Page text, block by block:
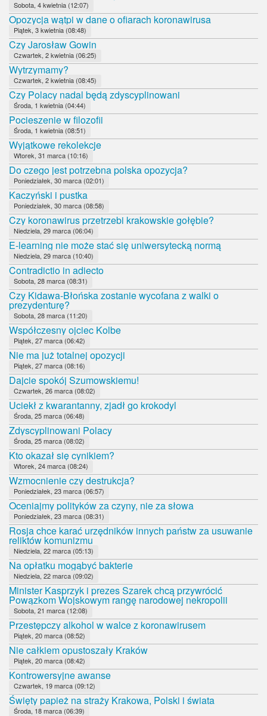
Sobota, 4 kwietnia (12:07)
Opozycja wątpi w dane o ofiarach koronawirusa
Piątek, 3 kwietnia (08:48)
Czy Jarosław Gowin
Czwartek, 2 kwietnia (06:25)
Wytrzymamy?
Czwartek, 2 kwietnia (08:45)
Czy Polacy nadal będą zdyscyplinowani
Środa, 1 kwietnia (04:44)
Pocieszenie w filozofii
Środa, 1 kwietnia (08:51)
Wyjątkowe rekolekcje
Wtorek, 31 marca (10:16)
Do czego jest potrzebna polska opozycja?
Poniedziałek, 30 marca (02:01)
Kaczyński i pustka
Poniedziałek, 30 marca (08:58)
Czy koronawirus przetrzebi krakowskie gołębie?
Niedziela, 29 marca (06:04)
E-learning nie może stać się uniwersytecką normą
Niedziela, 29 marca (10:40)
Contradictio in adiecto
Sobota, 28 marca (08:31)
Czy Kidawa-Błońska zostanie wycofana z walki o
prezydenturę?
Sobota, 28 marca (11:20)
Współczesny ojciec Kolbe
Piątek, 27 marca (06:42)
Nie ma już totalnej opozycji
Piątek, 27 marca (08:16)
Dajcie spokój Szumowskiemu!
Czwartek, 26 marca (08:02)
Uciekł z kwarantanny, zjadł go krokodyl
Środa, 25 marca (06:48)
Zdyscyplinowani Polacy
Środa, 25 marca (08:02)
Kto okazał się cynikiem?
Wtorek, 24 marca (08:24)
Wzmocnienie czy destrukcja?
Poniedziałek, 23 marca (06:57)
Oceniajmy polityków za czyny, nie za słowa
Poniedziałek, 23 marca (08:31)
Rosja chce karać urzędników innych państw za usuwanie
reliktów komunizmu
Niedziela, 22 marca (05:13)
Na opłatku mogąbyć bakterie
Niedziela, 22 marca (09:02)
Minister Kasprzyk i prezes Szarek chcą przywrócić
Powązkom Wojskowym rangę narodowej nekropolii
Sobota, 21 marca (12:08)
Przestępczy alkohol w walce z koronawirusem
Piątek, 20 marca (08:52)
Nie całkiem opustoszały Kraków
Piątek, 20 marca (08:42)
Kontrowersyjne awanse
Czwartek, 19 marca (09:12)
Święty papież na straży Krakowa, Polski i świata
Środa, 18 marca (06:39)